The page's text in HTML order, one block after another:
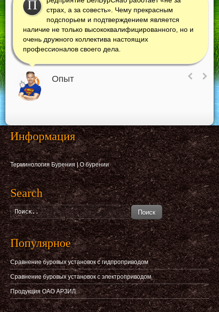
П
страх, а за совесть». Чему прекрасным
подспорьем и подтверждением является
наличие не только высококвалифицированного, но и
очень дружного коллектива настоящих
профессионалов своего дела.
Опыт
Информация
Терминология Бурения|О бурении
Search
Поиск
Популярное
Сравнение буровых установок с гидпроприводом
Сравнение буровых установок с электроприводом
Продукция ОАО АРЗИЛ